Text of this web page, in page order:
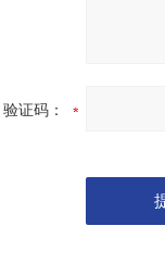
验证码：